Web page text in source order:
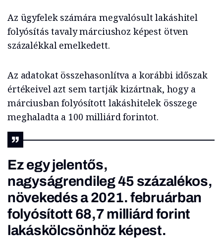
Az ügyfelek számára megvalósult lakáshitel
folyósítás tavaly márciushoz képest ötven
százalékkal emelkedett.
Az adatokat összehasonlítva a korábbi időszak
értékeivel azt sem tartják kizártnak, hogy a
márciusban folyósított lakáshitelek összege
meghaladta a 100 milliárd forintot.
Ez egy jelentős,
nagyságrendileg 45 százalékos,
növekedés a 2021. februárban
folyósított 68,7 milliárd forint
lakáskölcsönhöz képest.